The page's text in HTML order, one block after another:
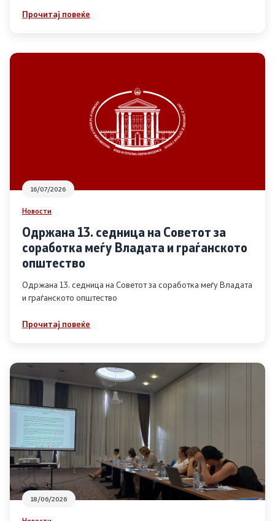
Извештаи
Список на ОЈИ
Контакт
Контакт
Линкови
Изјава за пристапност
Со еден клик до сите услуги
Прочитај повеќе
16/07/2026
Новости
Одржана 13. седница на Советот за
соработка меѓу Владата и граѓанското
општество
Одржана 13. седница на Советот за соработка меѓу Владата
и граѓанското општество
Прочитај повеќе
18/06/2026